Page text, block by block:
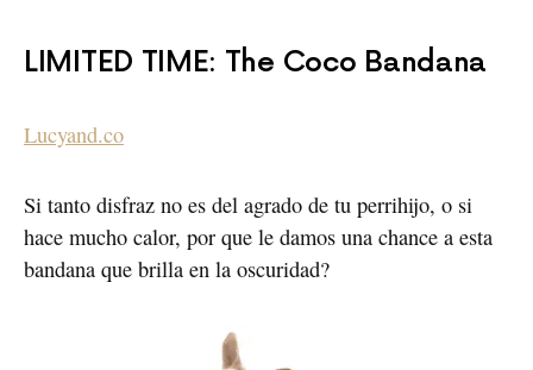
LIMITED TIME: The Coco Bandana
Lucyand.co
Si tanto disfraz no es del agrado de tu perrihijo, o si
hace mucho calor, por que le damos una chance a esta
bandana que brilla en la oscuridad?